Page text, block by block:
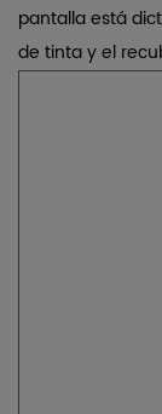
pantalla está
de tinta y el